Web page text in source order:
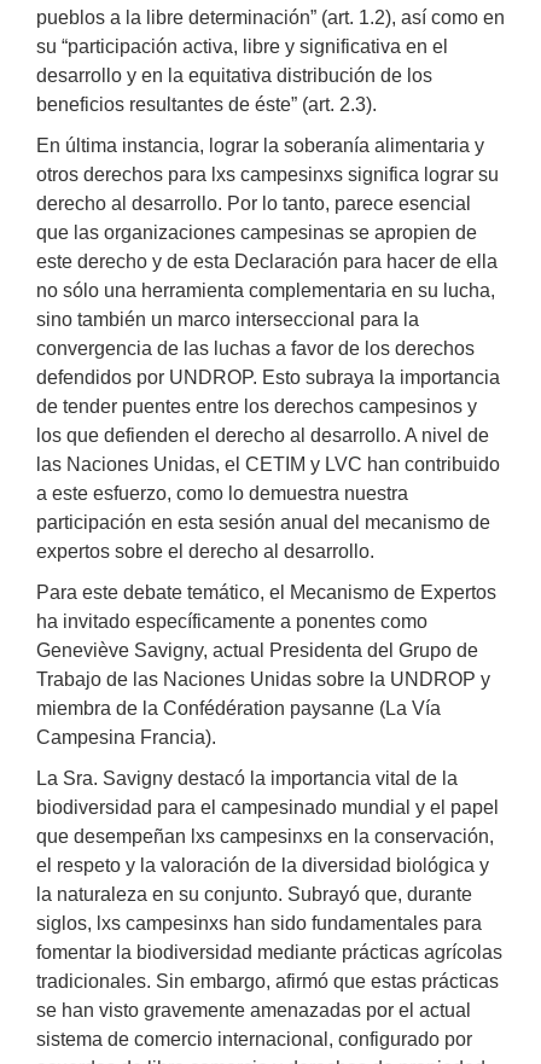
pueblos a la libre determinación” (art. 1.2), así como en
su “participación activa, libre y significativa en el
desarrollo y en la equitativa distribución de los
beneficios resultantes de éste” (art. 2.3).
En última instancia, lograr la soberanía alimentaria y
otros derechos para lxs campesinxs significa lograr su
derecho al desarrollo. Por lo tanto, parece esencial
que las organizaciones campesinas se apropien de
este derecho y de esta Declaración para hacer de ella
no sólo una herramienta complementaria en su lucha,
sino también un marco interseccional para la
convergencia de las luchas a favor de los derechos
defendidos por UNDROP. Esto subraya la importancia
de tender puentes entre los derechos campesinos y
los que defienden el derecho al desarrollo. A nivel de
las Naciones Unidas, el CETIM y LVC han contribuido
a este esfuerzo, como lo demuestra nuestra
participación en esta sesión anual del mecanismo de
expertos sobre el derecho al desarrollo.
Para este debate temático, el Mecanismo de Expertos
ha invitado específicamente a ponentes como
Geneviève Savigny, actual Presidenta del Grupo de
Trabajo de las Naciones Unidas sobre la UNDROP y
miembra de la Confédération paysanne (La Vía
Campesina Francia).
La Sra. Savigny destacó la importancia vital de la
biodiversidad para el campesinado mundial y el papel
que desempeñan lxs campesinxs en la conservación,
el respeto y la valoración de la diversidad biológica y
la naturaleza en su conjunto. Subrayó que, durante
siglos, lxs campesinxs han sido fundamentales para
fomentar la biodiversidad mediante prácticas agrícolas
tradicionales. Sin embargo, afirmó que estas prácticas
se han visto gravemente amenazadas por el actual
sistema de comercio internacional, configurado por